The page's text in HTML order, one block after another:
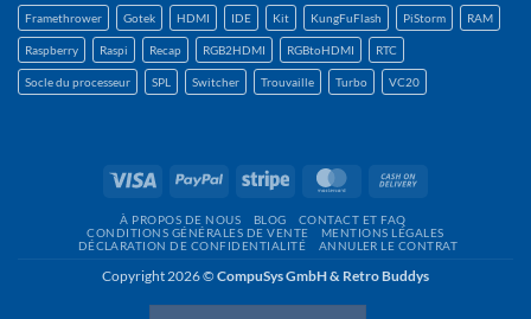
Framethrower Gotek HDMI IDE Kit KungFuFlash PiStorm RAM
Raspberry Raspi Recap RGB2HDMI RGBtoHDMI RTC
Socle du processeur SPL Switcher Trouvaille Turbo VC20
Visa PayPal Rayure MasterCard
À PROPOS DE NOUS BLOG
CONTACT ET FAQ
CONDITIONS GÉNÉRALES DE VENTE
MENTIONS LÉGALES
DÉCLARATION DE CONFIDENTIALITÉ
ANNULER LE CONTRAT
Copyright 2026 © CompuSys GmbH & Retro Buddys